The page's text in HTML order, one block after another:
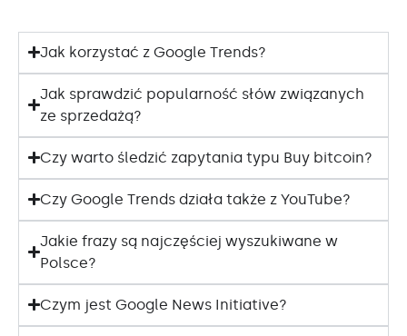
Jak korzystać z Google Trends?
Jak sprawdzić popularność słów związanych
ze sprzedażą?
Czy warto śledzić zapytania typu Buy bitcoin?
Czy Google Trends działa także z YouTube?
Jakie frazy są najczęściej wyszukiwane w
Polsce?
Czym jest Google News Initiative?